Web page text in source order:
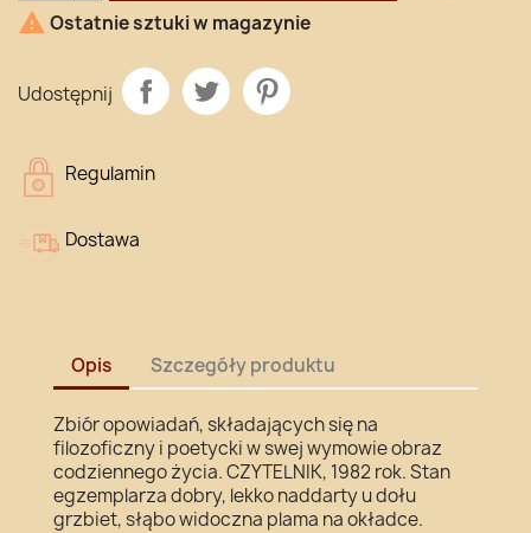
 Ostatnie sztuki w magazynie
Udostępnij
Regulamin
Dostawa
Opis Szczegóły produktu
Zbiór opowiadań, składających się na
filozoficzny i poetycki w swej wymowie obraz
codziennego życia. CZYTELNIK, 1982 rok. Stan
egzemplarza dobry, lekko naddarty u dołu
grzbiet, słąbo widoczna plama na okładce.